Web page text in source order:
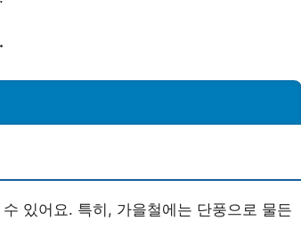
있어요. 특히, 가을철에는 단풍으로 물든